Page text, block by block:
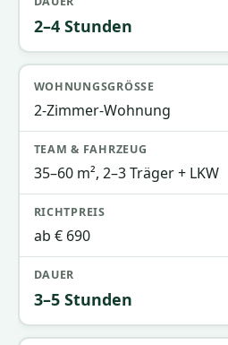
2–4 Stunden
2-Zimmer-Wohnung
35–60 m², 2–3 Träger + LKW
ab € 690
3–5 Stunden